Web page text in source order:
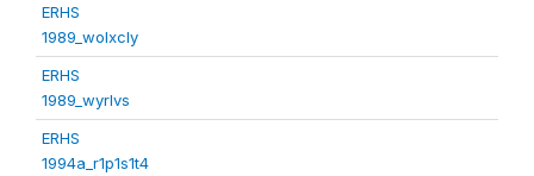
ERHS
1989_wolxcly
ERHS
1989_wyrlvs
ERHS
1994a_r1p1s1t4